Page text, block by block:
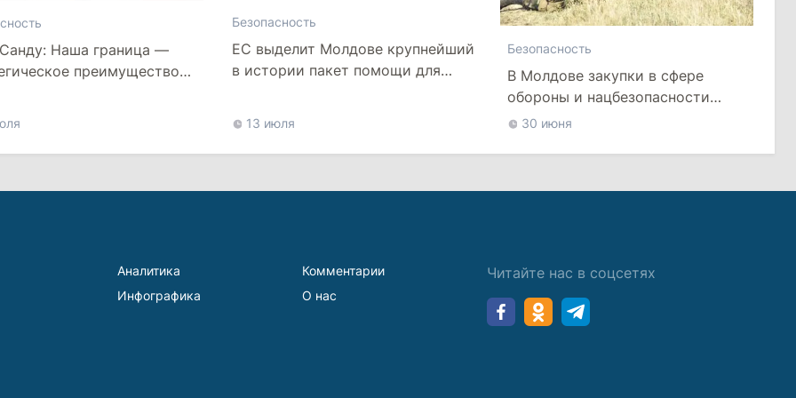
Наша граница —
преимущество
Безопасность
ЕС выделит Молдове крупнейший
в истории пакет помощи для
13 июля
Безопасность
В Молдове закупки в сфере
обороны и нацбезопасности
будут регулироваться
30 июня
Аналитика
Комментарии
Инфографика О нас
Читайте нас в соцсетях